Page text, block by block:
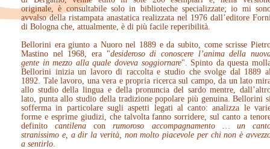
originale, è consultabile solo in biblioteche specializzate; io mi
avvalso della ristampata anastatica realizzata nel 1976 dall’editore
di Bologna che, attualmente, è di più facile reperibilità.
Bellorini era giunto a Nuoro nel 1889 e da subito, come scrisse
Mastino nel 1968, era "desideroso di conoscere l’anima della
gente in mezzo alla quale doveva soggiornare". Spinto da questa
Bellorini inizia un lavoro di raccolta e studio che svolge dal 1889
1892. Tale lavoro, una vera e propria ricerca sul campo, da un lato
allo studio della lingua e della pronuncia del sardo mentre,
lato, punta allo studio della tradizione popolare più genuina. Bellorini
sofferma in particolare sugli aspetti legati al canto: analizza le
forme e esprime giudizi, che talvolta fanno sorridere, sul canto a
definitocantilenacon rumoroso accompagnamento … un
stranissimo e, a dir la verità, non molto piacevole per chi non è
a sentirlo